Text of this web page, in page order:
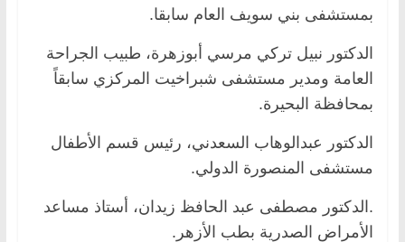
بمستشفى بني سويف العام سابقا.
الدكتور نبيل تركي مرسي أبوزهرة، طبيب الجراحة
العامة ومدير مستشفى شبراخيت المركزي سابقاً
بمحافظة البحيرة.
الدكتور عبدالوهاب السعدني، رئيس قسم الأطفال
مستشفى المنصورة الدولي.
.الدكتور مصطفى عبد الحافظ زيدان، أستاذ مساعد
الأمراض الصدرية بطب الأزهر.